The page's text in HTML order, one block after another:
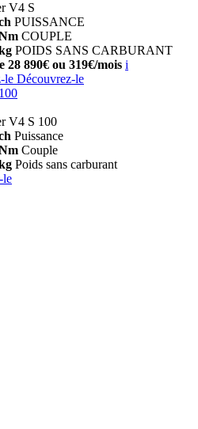
V4 S
PUISSANCE
COUPLE
POIDS SANS CARBURANT
28 890€ ou 319€/mois i
le Découvrez-le
V4 S 100
Puissance
Couple
Poids sans carburant
le